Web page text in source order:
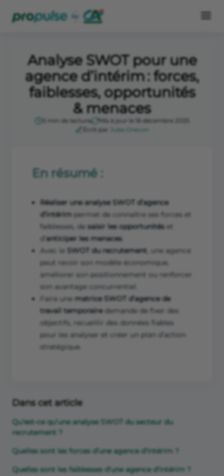
Analyse SWOT pour une
agence d’intérim : forces,
faiblesses, opportunités
& menaces
5 min de lecture
Mis à jour le 16 décembre 2025
Écrit par
Jules Drevon
En résumé :
Réaliser une analyse SWOT d’agence
d’intérim permet de connaître ses forces et
faiblesses, de saisir les opportunités et
d’ anticiper les menaces.
Avec le
SWOT du recrutement , une agence
peut revoir son modèle économique,
améliorer son positionnement ou renforcer
son avantage concurrentiel.
Faire une matrice SWOT d’agence de
travail temporairedemande de fixer des
objectifs, recueillir des données fiables
pour les analyser et créer un plan d’action
stratégique.
Dans cet article
Qu’est-ce qu’une analyse SWOT du secteur du
recrutement ?
Quelles sont les forces d’une agence d’intérim ?
Quelles sont les faiblesses d’une agence d’intérim ?